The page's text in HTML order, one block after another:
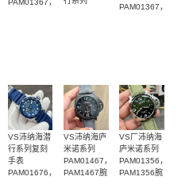
PAM01367，
VS沛纳海潜
行系列复刻
手表
PAM01676，
VS沛纳海庐
米诺系列
PAM01467，
PAM1467腕
VS厂沛纳海
庐米诺系列
PAM01356，
PAM1356腕